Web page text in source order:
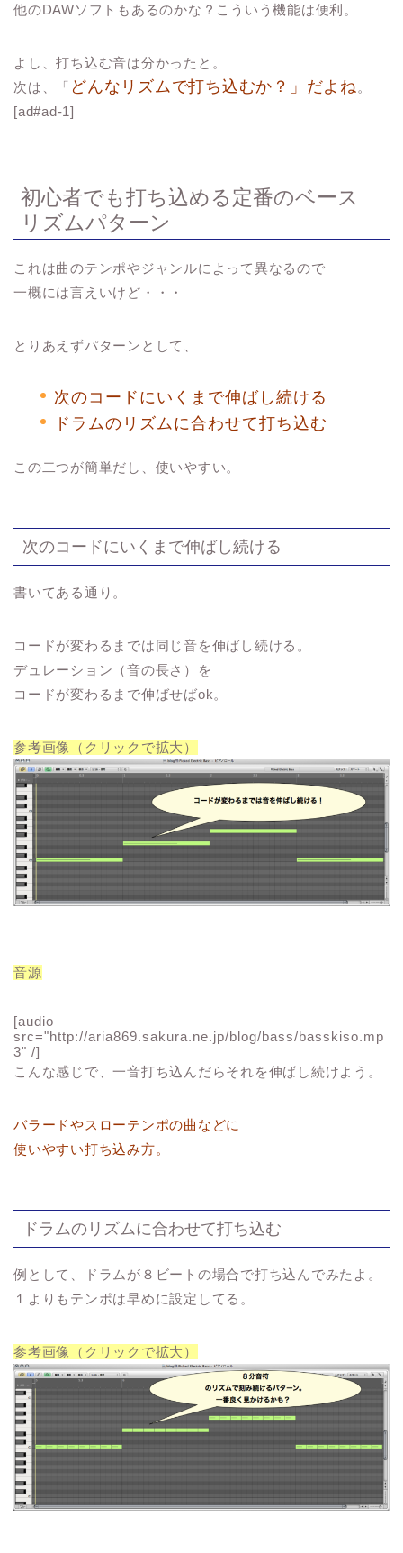
他のDAWソフトもあるのかな？こういう機能は便利。
よし、打ち込む音は分かったと。
次は、「 どんなリズムで打ち込むか？」だよね。
[ad#ad-1]
初心者でも打ち込める定番のベース
リズムパターン
これは曲のテンポやジャンルによって異なるので
一概には言えいけど・・・
とりあえずパターンとして、
次のコードにいくまで伸ばし続ける
ドラムのリズムに合わせて打ち込む
この二つが簡単だし、使いやすい。
次のコードにいくまで伸ばし続ける
書いてある通り。
コードが変わるまでは同じ音を伸ばし続ける。
デュレーション（音の長さ）を
コードが変わるまで伸ばせばok。
参考画像（クリックで拡大）
音源
[audio
src="http://aria869.sakura.ne.jp/blog/bass/basskiso.mp
3" /]
こんな感じで、一音打ち込んだらそれを伸ばし続けよう。
バラードやスローテンポの曲などに
使いやすい打ち込み方。
ドラムのリズムに合わせて打ち込む
例として、ドラムが８ビートの場合で打ち込んでみたよ。
１よりもテンポは早めに設定してる。
参考画像（クリックで拡大）